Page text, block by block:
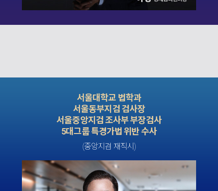
서울대학교 법학과
서울동부지검 검사장
서울중앙지검 조사부 부장검사
5대그룹 특경가법 위반 수사
(중앙지검 재직시)